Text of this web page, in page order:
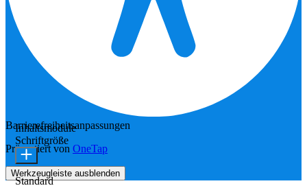
Barrierefreiheitsanpassungen
Präsentiert von OneTap
Werkzeugleiste ausblenden
Inhaltsmodule
Schriftgröße
Standard